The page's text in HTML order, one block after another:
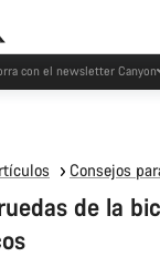
Eventos Canyon
Consejos
de la